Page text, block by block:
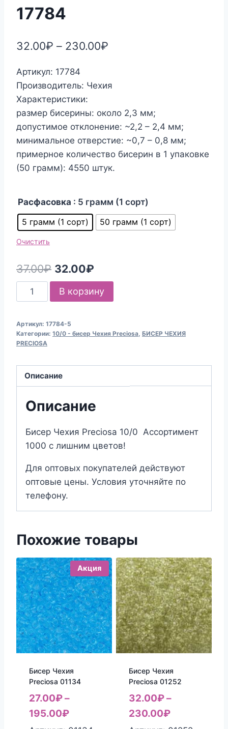
17784
32.00₽ – 230.00₽
Артикул: 17784
Производитель: Чехия
Характеристики:
размер бисерины: около 2,3 мм;
допустимое отклонение: ~2,2 – 2,4 мм;
минимальное отверстие: ~0,7 – 0,8 мм;
примерное количество бисерин в 1 упаковке
(50 грамм): 4550 штук.
Расфасовка : 5 грамм (1 сорт)
5 грамм (1 сорт)
50 грамм (1 сорт)
Очистить
37.00₽ Первоначальная
цена
составляла
37.00₽.
32.00₽
цена:
32.00₽.
Количество
товара
Чехия
Preciosa
В корзину
Артикул: 17784-5
Категории: 10/0 - бисер Чехия Preciosa, БИСЕР ЧЕХИЯ
PRECIOSA
Описание
Описание
Бисер Чехия Preciosa 10/0 Ассортимент
1000 с лишним цветов!
Для оптовых покупателей действуют
оптовые цены. Условия уточняйте по
телефону.
Похожие товары
Акция
Бисер Чехия
Preciosa 01134
27.00₽–
195.00₽
Бисер Чехия
Preciosa 01252
32.00₽–
230.00₽